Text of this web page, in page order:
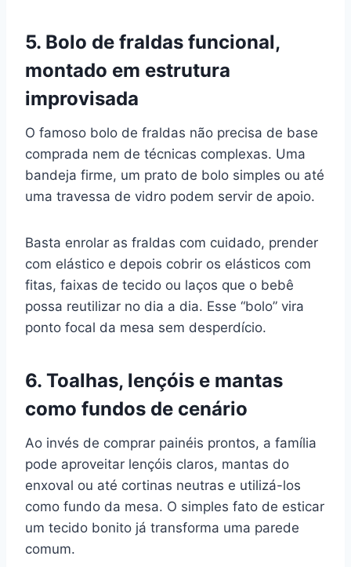
5. Bolo de fraldas funcional,
montado em estrutura
improvisada
O famoso bolo de fraldas não precisa de base
comprada nem de técnicas complexas. Uma
bandeja firme, um prato de bolo simples ou até
uma travessa de vidro podem servir de apoio.
Basta enrolar as fraldas com cuidado, prender
com elástico e depois cobrir os elásticos com
fitas, faixas de tecido ou laços que o bebê
possa reutilizar no dia a dia. Esse “bolo” vira
ponto focal da mesa sem desperdício.
6. Toalhas, lençóis e mantas
como fundos de cenário
Ao invés de comprar painéis prontos, a família
pode aproveitar lençóis claros, mantas do
enxoval ou até cortinas neutras e utilizá-los
como fundo da mesa. O simples fato de esticar
um tecido bonito já transforma uma parede
comum.